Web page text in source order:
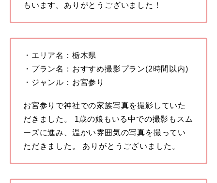
もいます。ありがとうございました！
・エリア名：栃木県
・プラン名：おすすめ撮影プラン(2時間以内)
・ジャンル：お宮参り
お宮参りで神社での家族写真を撮影していた
だきました。 1歳の娘もいる中での撮影もスム
ーズに進み、温かい雰囲気の写真を撮ってい
ただきました。 ありがとうございました。